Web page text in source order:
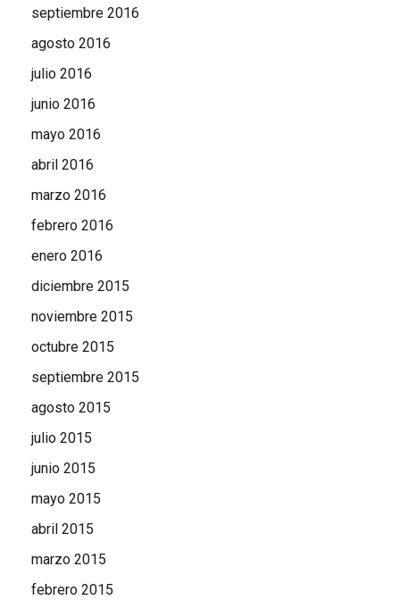
septiembre 2016
agosto 2016
julio 2016
junio 2016
mayo 2016
abril 2016
marzo 2016
febrero 2016
enero 2016
diciembre 2015
noviembre 2015
octubre 2015
septiembre 2015
agosto 2015
julio 2015
junio 2015
mayo 2015
abril 2015
marzo 2015
febrero 2015